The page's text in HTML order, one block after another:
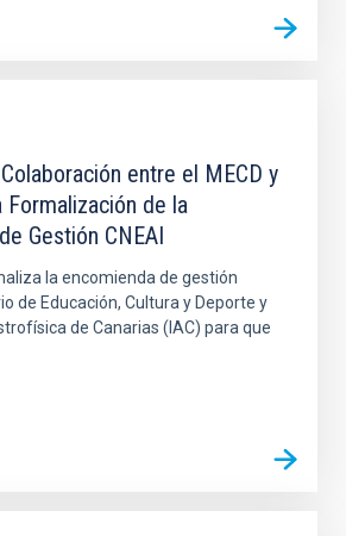
entre el MECD y
Formalización de la
Gestión CNEAI
la encomienda de gestión
de Educación, Cultura y Deporte y
de Canarias (IAC) para que